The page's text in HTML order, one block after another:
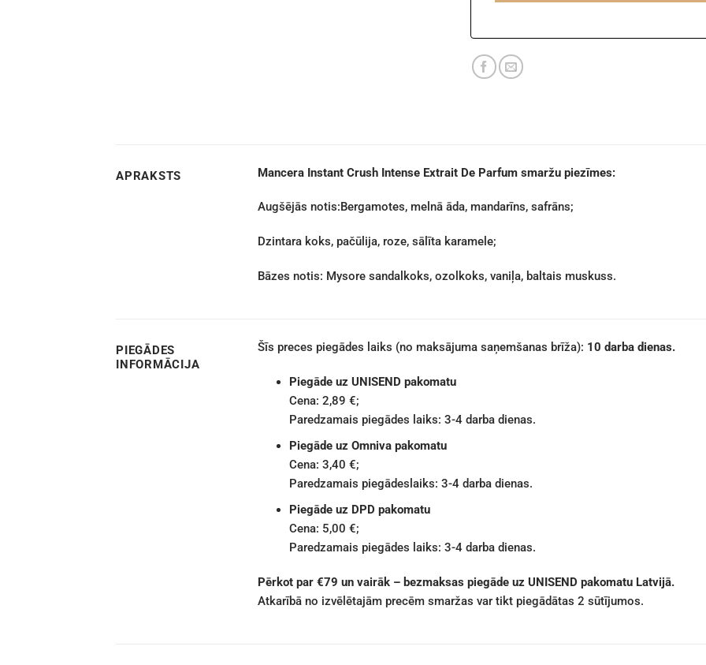
APRAKSTS Mancera Instant Crush Intense Extrait De Parfum smaržu piezīmes:
Augšējās notis:Bergamotes, melnā āda, mandarīns, safrāns;
Dzintara koks, pačūlija, roze, sālīta karamele;
Bāzes notis: Mysore sandalkoks, ozolkoks, vaniļa, baltais muskuss.
PIEGĀDES
INFORMĀCIJA
Šīs preces piegādes laiks (no maksājuma saņemšanas brīža): 10 darba dienas.
Piegāde uz UNISEND pakomatu
Cena: 2,89 €;
Paredzamais piegādes laiks: 3-4 darba dienas.
Piegāde uz Omniva pakomatu
Cena: 3,40 €;
Paredzamais piegādeslaiks: 3-4 darba dienas.
Piegāde uz DPD pakomatu
Cena: 5,00 €;
Paredzamais piegādes laiks: 3-4 darba dienas.
Pērkot par €79 un vairāk – bezmaksas piegāde uz UNISEND pakomatu Latvijā.
Atkarībā no izvēlētajām precēm smaržas var tikt piegādātas 2 sūtījumos.